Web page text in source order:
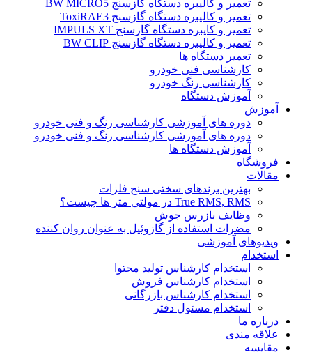
تعمیر و کالیبره دستگاه گازسنج BW MICRO5
تعمیر و کالیبره دستگاه گازسنج ToxiRAE3
تعمیر و کایبره دستگاه گازسنج IMPULS XT
تعمیر و کالیبره دستگاه گازسنج BW CLIP
تعمیر دستگاه ها
کارشناسی فنی خودرو
کارشناسی رنگ خودرو
آموزش دستگاه
آموزش
دوره های آموزشی کارشناسی رنگ و فنی خودرو
دوره های آموزشی کارشناسی رنگ و فنی خودرو
آموزش دستگاه ها
فروشگاه
مقالات
بهترین برندهای سختی سنج فلزات
True RMS, RMS در مولتی متر ها چیست؟
وظایف بازرس جوش
مضرات استفاده از گازوئیل به عنوان روان کننده
ویدیوهای آموزشی
استخدام
استخدام کارشناس تولید محتوا
استخدام کارشناس فروش
استخدام کارشناس بازرگانی
استخدام مسئول دفتر
درباره ما
علاقه مندی
مقایسه